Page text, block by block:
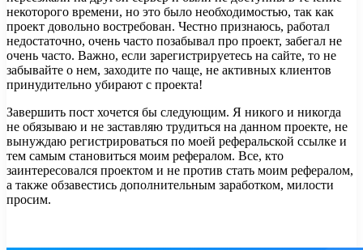
некоторого времени, но это было необходимостью, так как
проект довольно востребован. Честно признаюсь, работал
недостаточно, очень часто позабывал про проект, забегал не
очень часто. Важно, если зарегистрируетесь на сайте, то не
забывайте о нем, заходите по чаще, не активных клиентов
принудительно убирают с проекта!
Завершить пост хочется бы следующим. Я никого и никогда
не обязываю и не заставляю трудиться на данном проекте, не
вынуждаю регистрироваться по моей реферальской ссылке и
тем самым становиться моим рефералом. Все, кто
заинтересовался проектом и не против стать моим рефералом,
а также обзавестись дополнительным заработком, милости
просим.